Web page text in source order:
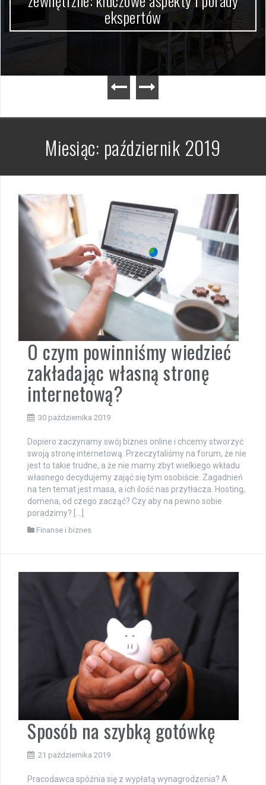
ekspertów
Miesiąc: październik 2019
O czym powinniśmy wiedzieć
zakładając własną stronę
internetową?
30 października 2019
Dopiero zaczynamy swój biznes online i chcemy stworzyć
swoją stronę internetową. Przeczytaliśmy na forum, że nie
jest to takie trudne, a że nie mamy zbyt wielkiego wkładu
własnego decydujemy zająć się tym osobiście. Zagadnień
na ten temat jest masa, a ich ilość nas przytłacza. Hosting,
domena, od czego zacząć? Czy aby na pewno sobie
poradzimy? […]
Finanse i biznes
Sposób na szybką gotówkę
21 października 2019
Pracodawca spóźnia się z wypłatą wynagrodzenia? A